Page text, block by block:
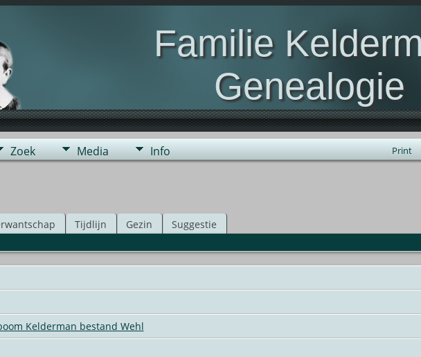
Familie
Genealogie
Genealogie van de familie
Zoek Media Info Print
Tijdlijn Gezin Suggestie
Kelderman bestand Wehl